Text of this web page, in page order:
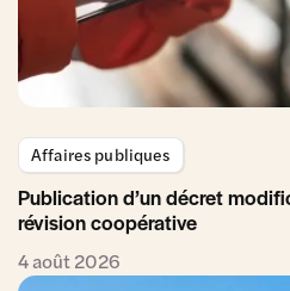
Affaires publiques
Publication d’un décret
révision coopérative
4 août 2026